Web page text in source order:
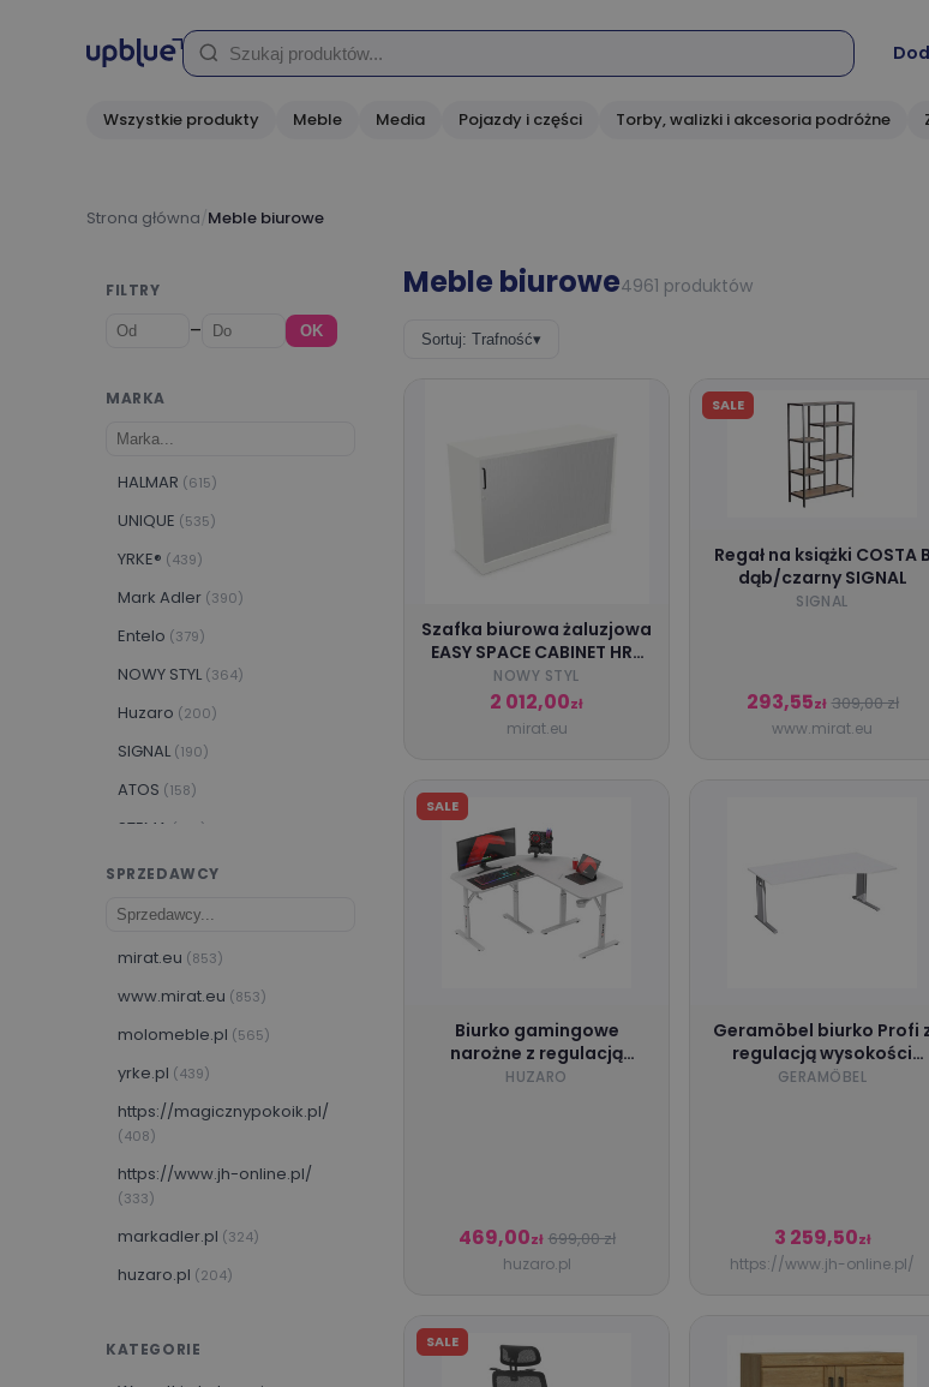
Wszystkie produkty Meble Media Pojazdy i części Torby, walizki i akcesoria podróżne
Strona główna Meble biurowe
FILTRY
– OK
MARKA
HALMAR (615)
UNIQUE (535)
YRKE®️ (439)
Mark Adler (390)
Entelo (379)
NOWY STYL (364)
Huzaro (200)
SIGNAL (190)
ATOS (158)
STEMA (140)
Geramöbel(136)
RAGABA
SPRZEDAWCY
mirat.eu (853)
www.mirat.eu (853)
molomeble.pl (565)
yrke.pl (439)
https://magicznypokoik.pl/
(408)
https://www.jh-online.pl/
(333)
markadler.pl (324)
huzaro.pl (204)
https://framire.pl/
KATEGORIE
Meble biurowe4961 produktów
Sortuj: Trafność▾
Szafka biurowa żaluzjowa
EASY SPACE CABINET HRT
2-OH 120cm biała
zamykana NOWY STYL
NOWY STYL
2 012,00zł
mirat.eu
SALE
Regał na książki COSTA B
dąb/czarny SIGNAL
SIGNAL
293,55zł 309,00 zł
www.mirat.eu
SALE
Biurko gamingowe
narożne z regulacją
wysokości Huzaro Hero
HUZARO
469,00zł 699,00 zł
huzaro.pl
Geramöbel biurko Profi
regulacją wysokości
ręcznie, stelaż typu C,
GERAMÖBEL
3 259,50zł
https://www.jh-online.pl/
SALE